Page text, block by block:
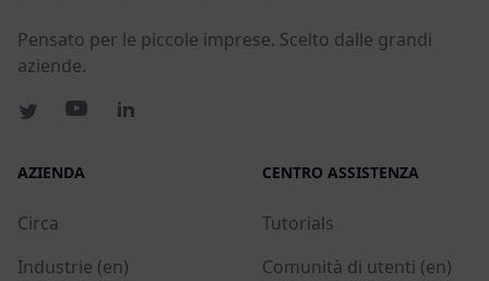
Pensato per le piccole imprese. Scelto dalle grandi
aziende.
AZIENDA
Circa
Industrie (en)
CENTRO ASSISTENZA
Tutorials
Comunità di utenti (en)